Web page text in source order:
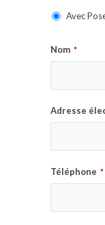
Avec
Nom *
Adresse
Téléphone *